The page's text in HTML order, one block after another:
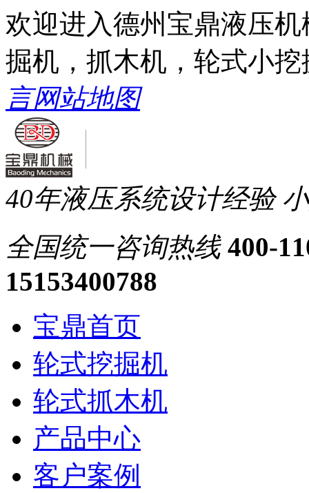
欢迎进入德州宝鼎液压
掘机，抓木机，轮式小
言网站地图
40年液压系统设计经验
全国统一咨询热线 400-
15153400788
宝鼎首页
轮式挖掘机
轮式抓木机
产品中心
客户案例